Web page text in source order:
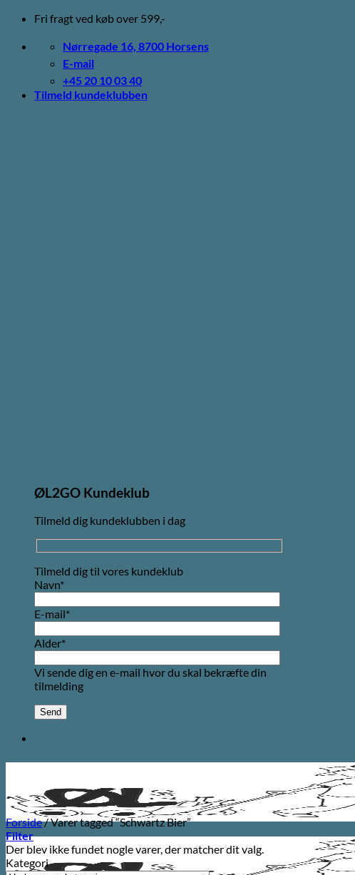
Fortsæt
indhold
Fri fragt ved køb over 599,-
Nørregade 16, 8700 Horsens
E-mail
+45 20 10 03 40
Tilmeld kundeklubben
ØL2GO Kundeklub
Tilmeld dig kundeklubben i dag
Tilmeld dig til vores kundeklub
Navn*
E-mail*
Alder*
Vi sende dig en e-mail hvor du skal bekræfte din
tilmelding
Forside/Varer tagged “Schwartz Bier”
Filter
Der blev ikke fundet nogle varer, der matcher dit valg.
Kategori